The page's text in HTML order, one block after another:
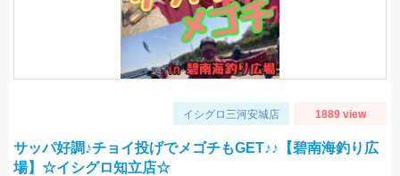
イシグロ三河安城店 1889 view
サッパ好調♪チョイ投げでメゴチもGET♪♪【碧南海釣り広
場】☆イシグロ知立店☆